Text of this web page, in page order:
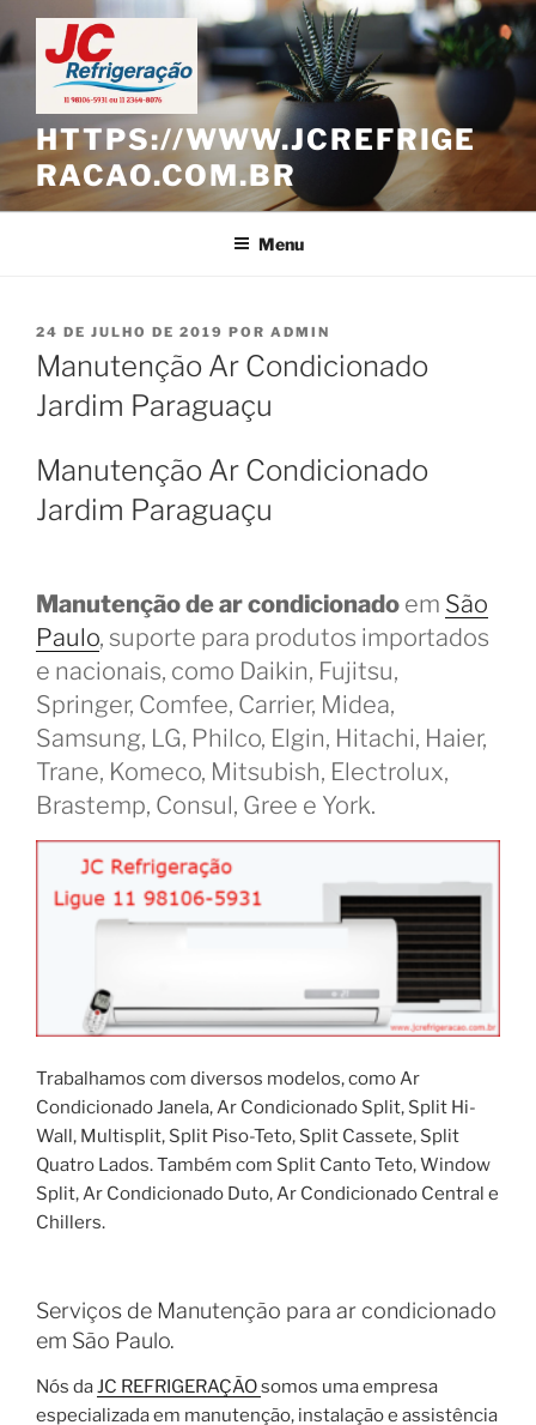
Pular
para
o
conteúdo
HTTPS://WWW.JCREFRIGE
RACAO.COM.BR
Menu
PUBLICADO
EM
24 DE JULHO DE 2019 POR ADMIN
Manutenção Ar Condicionado
Jardim Paraguaçu
Manutenção Ar Condicionado
Jardim Paraguaçu
Manutenção de ar condicionado em São
Paulo, suporte para produtos importados
e nacionais, como Daikin, Fujitsu,
Springer, Comfee, Carrier, Midea,
Samsung, LG, Philco, Elgin, Hitachi, Haier,
Trane, Komeco, Mitsubish, Electrolux,
Brastemp, Consul, Gree e York.
Trabalhamos com diversos modelos, como Ar
Condicionado Janela, Ar Condicionado Split, Split Hi-
Wall, Multisplit, Split Piso-Teto, Split Cassete, Split
Quatro Lados. Também com Split Canto Teto, Window
Split, Ar Condicionado Duto, Ar Condicionado Central e
Chillers.
Serviços de Manutenção para ar condicionado
em São Paulo.
Nós daJC REFRIGERAÇÃOsomos uma empresa
especializada em manutenção, instalação e assistência